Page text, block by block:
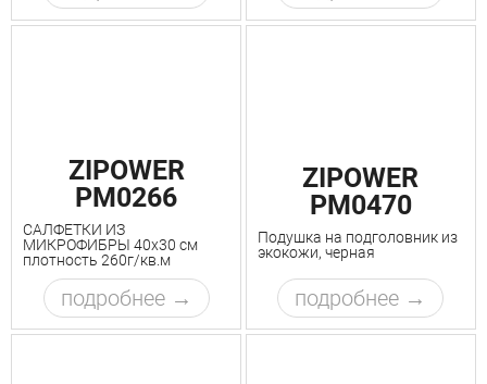
ZIPOWER
PM0266
САЛФЕТКИ ИЗ
МИКРОФИБРЫ 40х30 см
плотность 260г/кв.м
подробнее
ZIPOWER
PM0470
Подушка на подголовник из
экокожи, черная
подробнее